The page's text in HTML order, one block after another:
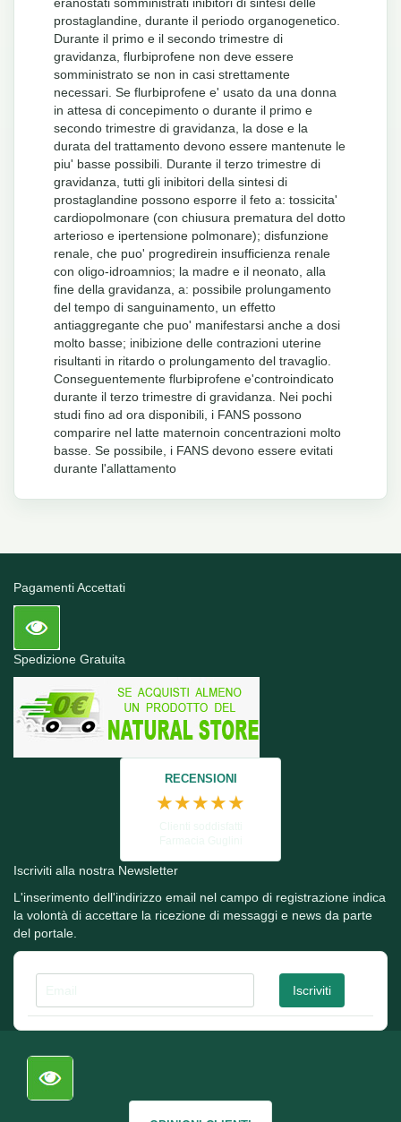
prostaglandine, durante il periodo organogenetico.
Durante il primo e il secondo trimestre di
gravidanza, flurbiprofene non deve essere
somministrato se non in casi strettamente
necessari. Se flurbiprofene e' usato da una donna
in attesa di concepimento o durante il primo e
secondo trimestre di gravidanza, la dose e la
durata del trattamento devono essere mantenute le
piu' basse possibili. Durante il terzo trimestre di
gravidanza, tutti gli inibitori della sintesi di
prostaglandine possono esporre il feto a: tossicita'
cardiopolmonare (con chiusura prematura del dotto
arterioso e ipertensione polmonare); disfunzione
renale, che puo' progredirein insufficienza renale
con oligo-idroamnios; la madre e il neonato, alla
fine della gravidanza, a: possibile prolungamento
del tempo di sanguinamento, un effetto
antiaggregante che puo' manifestarsi anche a dosi
molto basse; inibizione delle contrazioni uterine
risultanti in ritardo o prolungamento del travaglio.
Conseguentemente flurbiprofene e'controindicato
durante il terzo trimestre di gravidanza. Nei pochi
studi fino ad ora disponibili, i FANS possono
comparire nel latte maternoin concentrazioni molto
basse. Se possibile, i FANS devono essere evitati
durante l'allattamento
Pagamenti Accettati
Spedizione Gratuita
RECENSIONI
★★★★★
Iscriviti alla nostra Newsletter
L'inserimento dell'indirizzo email nel campo di registrazione indica
la volontà di accettare la ricezione di messaggi e news da parte
del portale.